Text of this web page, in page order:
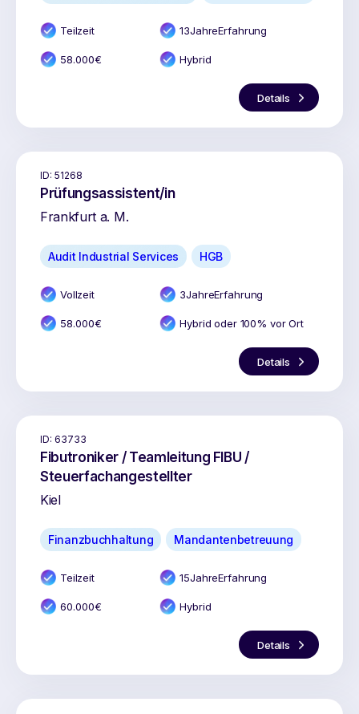
Teilzeit 13JahreErfahrung
58.000€ Hybrid
Details
ID: 51268
Prüfungsassistent/in
Frankfurt a. M.
Audit Industrial Services HGB
Vollzeit 3JahreErfahrung
58.000€ Hybrid oder 100% vor Ort
Details
ID: 63733
Fibutroniker / Teamleitung FIBU /
Steuerfachangestellter
Kiel
Finanzbuchhaltung Mandantenbetreuung
Teilzeit 15JahreErfahrung
60.000€ Hybrid
Details